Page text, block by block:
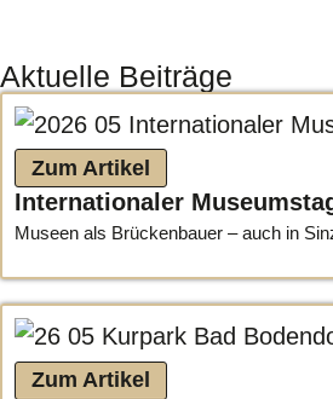
Aktuelle Beiträge
Zum Artikel
Internationaler
Museen als Brückenbauer – auch in
Zum Artikel